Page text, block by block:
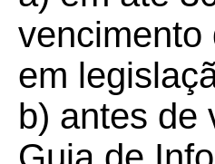
vencimento
em
b) antes de